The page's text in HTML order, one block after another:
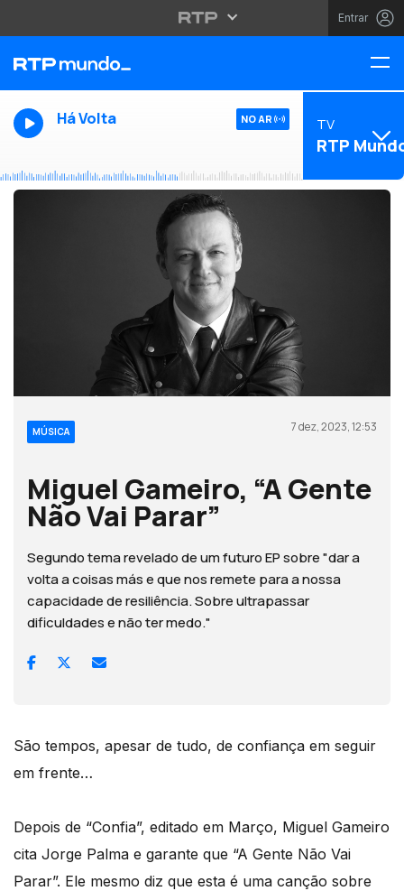
Entrar
Há Volta NO AR TV
RTP
MÚSICA 7 dez, 2023, 12:53
Miguel Gameiro, “A Gente
Não Vai Parar”
Segundo tema revelado de um futuro EP sobre "dar a
volta a coisas más e que nos remete para a nossa
capacidade de resiliência. Sobre ultrapassar
dificuldades e não ter medo."
São tempos, apesar de tudo, de confiança em seguir
em frente…
Depois de “Confia”, editado em Março, Miguel Gameiro
cita Jorge Palma e garante que “A Gente Não Vai
Parar”. Ele mesmo diz que esta é uma canção sobre